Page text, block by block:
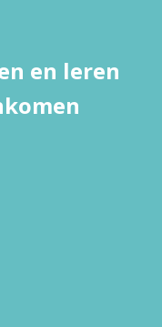
en leren